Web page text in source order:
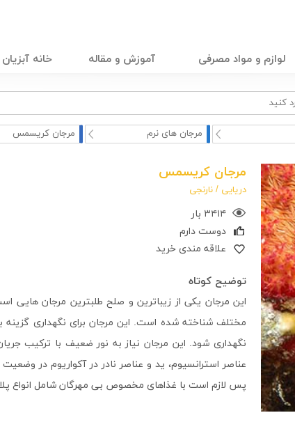
لوازم و مواد مصرفی آموزش و مقاله خانه آبزیان
مرجان های نرم مرجان کریسمس
مرجان کریسمس
دریایی / نارنجی
۳۴۱۴ بار
دوست دارم
علاقه مندی خرید
توضیح کوتاه
مختلف شناخته شده است. این مرجان برای نگهداری
نگهداری شود. این مرجان نیاز به نور ضعیف با ترکیب
عناصر استرانسیوم، ید و عناصر نادر در آکواریوم در
پس لازم است با غذاهای مخصوص بی مهرگان شامل انواع